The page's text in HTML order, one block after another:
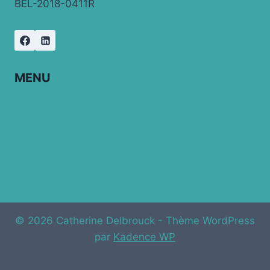
BEL-2018-0411R
MENU
© 2026 Catherine Delbrouck - Thème WordPress
par Kadence WP